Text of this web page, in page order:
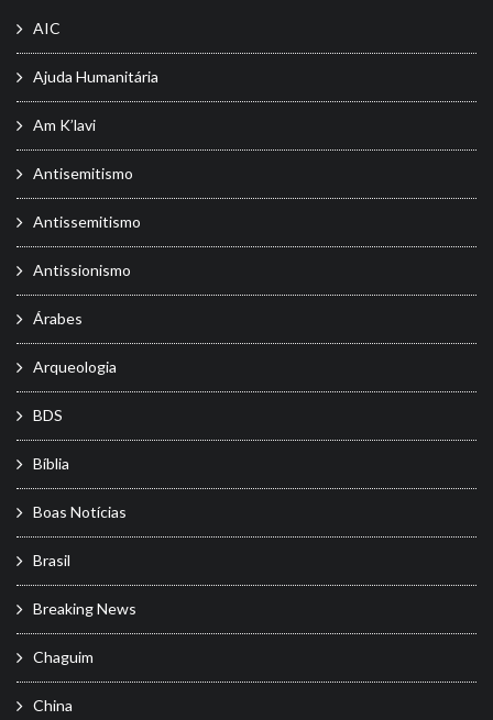
AIC
Ajuda Humanitária
Am K’lavi
Antisemitismo
Antissemitismo
Antissionismo
Árabes
Arqueologia
BDS
Bíblia
Boas Notícias
Brasil
Breaking News
Chaguim
China